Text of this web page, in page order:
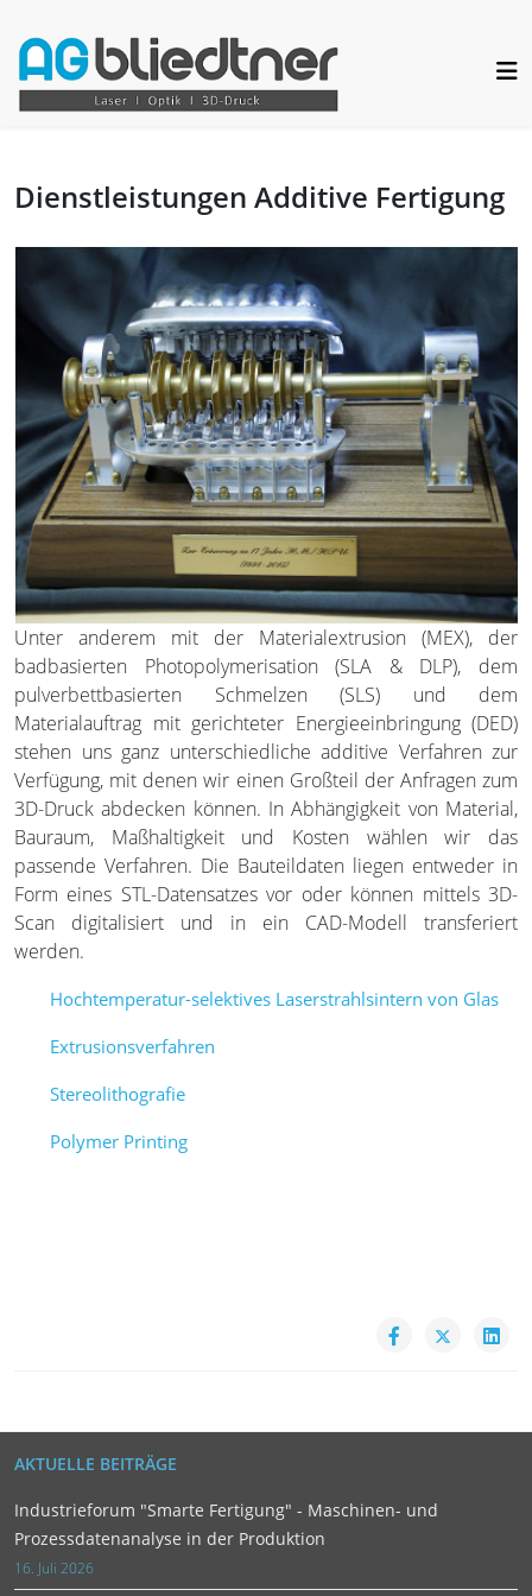
Dienstleistungen Additive Fertigung
Unter anderem mit der Materialextrusion (MEX), der
badbasierten Photopolymerisation (SLA & DLP), dem
pulverbettbasierten Schmelzen (SLS) und dem
Materialauftrag mit gerichteter Energieeinbringung (DED)
stehen uns ganz unterschiedliche additive Verfahren zur
Verfügung, mit denen wir einen Großteil der Anfragen zum
3D-Druck abdecken können. In Abhängigkeit von Material,
Bauraum, Maßhaltigkeit und Kosten wählen wir das
passende Verfahren. Die Bauteildaten liegen entweder in
Form eines STL-Datensatzes vor oder können mittels 3D-
Scan digitalisiert und in ein CAD-Modell transferiert
werden.
Hochtemperatur-selektives Laserstrahlsintern von Glas
Extrusionsverfahren
Stereolithografie
Polymer Printing
AKTUELLE BEITRÄGE
Industrieforum "Smarte Fertigung" - Maschinen- und
Prozessdatenanalyse in der Produktion
16. Juli 2026